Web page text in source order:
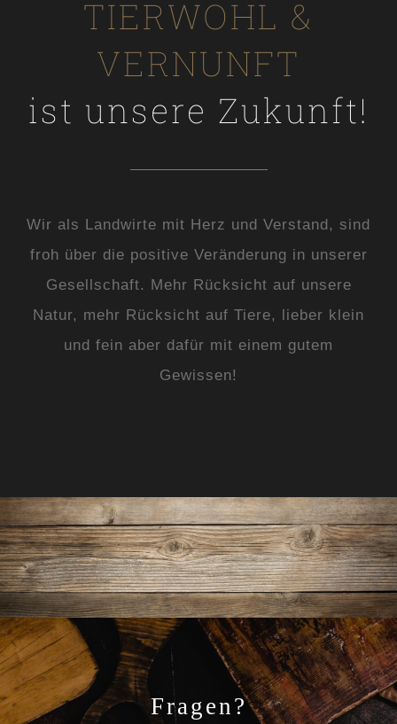
TIERWOHL &
VERNUNFT
ist unsere Zukunft!
Wir als Landwirte mit Herz und Verstand, sind
froh über die positive Veränderung in unserer
Gesellschaft. Mehr Rücksicht auf unsere
Natur, mehr Rücksicht auf Tiere, lieber klein
und fein aber dafür mit einem gutem
Gewissen!
Fragen?